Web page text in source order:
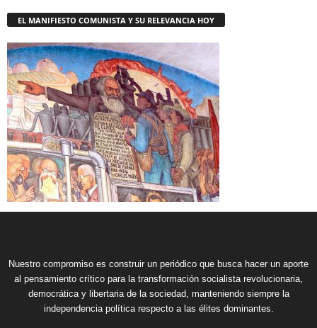
EL MANIFIESTO COMUNISTA Y SU RELEVANCIA HOY
Nuestro compromiso es construir un periódico que busca hacer un aporte
al pensamiento crítico para la transformación socialista revolucionaria,
democrática y libertaria de la sociedad, manteniendo siempre la
independencia política respecto a las élites dominantes.